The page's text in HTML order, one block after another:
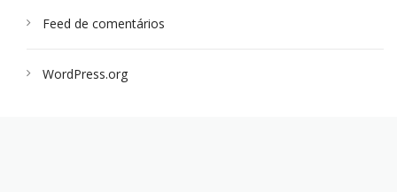
Feed de comentários
WordPress.org